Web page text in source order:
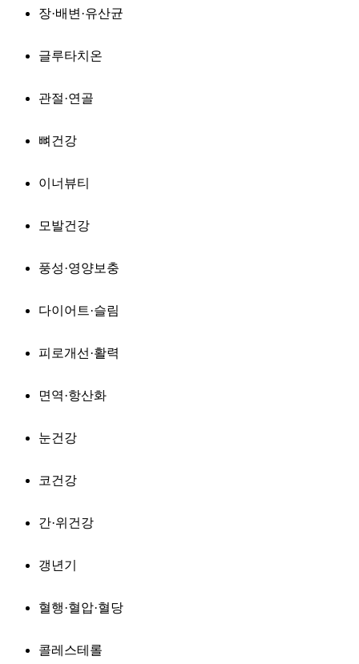
장·배변·유산균
글루타치온
관절·연골
뼈건강
이너뷰티
모발건강
풍성·영양보충
다이어트·슬림
피로개선·활력
면역·항산화
눈건강
코건강
간·위건강
갱년기
혈행·혈압·혈당
콜레스테롤